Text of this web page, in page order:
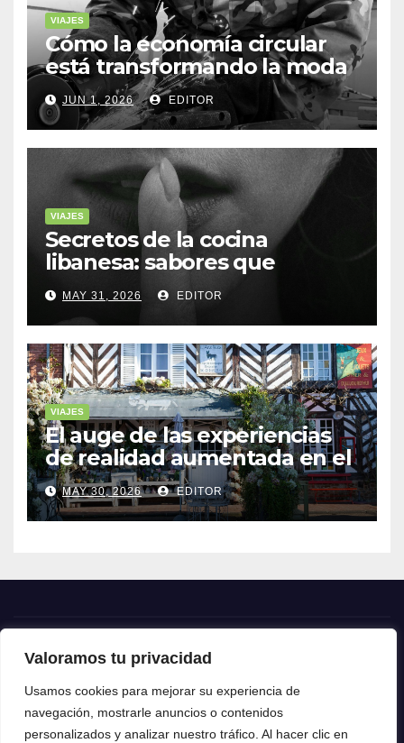
Valoramos tu privacidad
Usamos cookies para mejorar su experiencia de
navegación, mostrarle anuncios o contenidos
personalizados y analizar nuestro tráfico. Al hacer clic en
VIAJES
Cómo la economía circular
está transformando la moda
sostenible
JUN 1, 2026 EDITOR
VIAJES
Secretos de la cocina
libanesa: sabores que
cuentan historias
MAY 31, 2026 EDITOR
VIAJES
El auge de las experiencias
de realidad aumentada en el
turismo
MAY 30, 2026 EDITOR
Crónica24
Crónica 24